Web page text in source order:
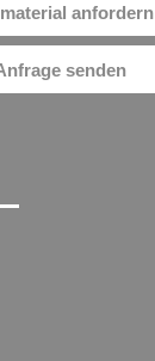
anfordern
senden